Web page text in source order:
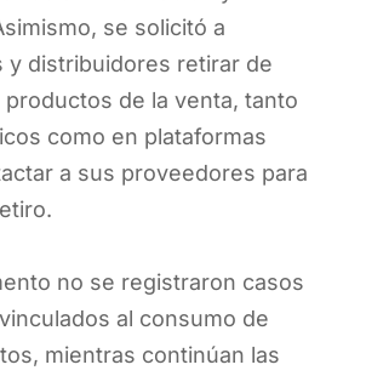
se solicitó a
y distribuidores retirar de
productos de la venta, tanto
como en plataformas
a sus proveedores para
no se registraron casos
al consumo de
mientras continúan las